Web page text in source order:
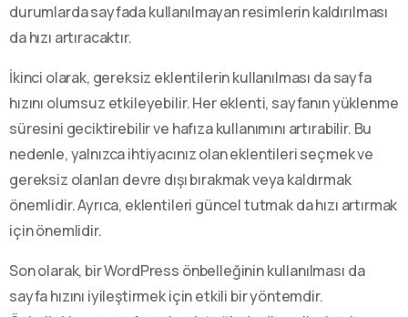
durumlarda sayfada kullanılmayan resimlerin kaldırılması
da hızı artıracaktır.
İkinci olarak, gereksiz eklentilerin kullanılması da sayfa
hızını olumsuz etkileyebilir. Her eklenti, sayfanın yüklenme
süresini geciktirebilir ve hafıza kullanımını artırabilir. Bu
nedenle, yalnızca ihtiyacınız olan eklentileri seçmek ve
gereksiz olanları devre dışı bırakmak veya kaldırmak
önemlidir. Ayrıca, eklentileri güncel tutmak da hızı artırmak
için önemlidir.
Son olarak, bir WordPress önbelleğinin kullanılması da
sayfa hızını iyileştirmek için etkili bir yöntemdir.